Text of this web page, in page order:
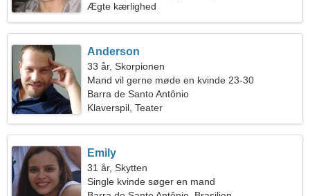
Ægte kærlighed
Anderson
33 år, Skorpionen
Mand vil gerne møde en kvinde 23-30
Barra de Santo Antônio
Klaverspil, Teater
Emily
31 år, Skytten
Single kvinde søger en mand